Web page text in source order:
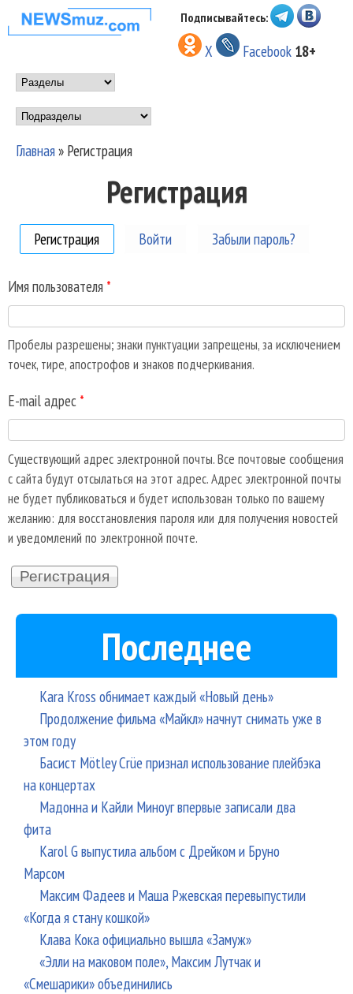
Перейти к основному
содержанию
НОВОСТИ
МУЗЫКИ И
ШОУ БИЗНЕСА
NEWSMUZ.COM
Подписывайтесь:
X Facebook 18+
Main menu
Подразделы
Главная» Регистрация
Регистрация
Регистрация (активная вкладка)
Войти Забыли пароль?
Имя пользователя *
Пробелы разрешены; знаки пунктуации запрещены, за исключением
точек, тире, апострофов и знаков подчеркивания.
E-mail адрес *
Существующий адрес электронной почты. Все почтовые сообщения
с сайта будут отсылаться на этот адрес. Адрес электронной почты
не будет публиковаться и будет использован только по вашему
желанию: для восстановления пароля или для получения новостей
и уведомлений по электронной почте.
Последнее
Kara Kross обнимает каждый «Новый день»
Продолжение фильма «Майкл» начнут снимать уже в
этом году
Басист Mötley Crüe признал использование плейбэка
на концертах
Мадонна и Кайли Миноуг впервые записали два
фита
Karol G выпустила альбом с Дрейком и Бруно
Марсом
Максим Фадеев и Маша Ржевская перевыпустили
«Когда я стану кошкой»
Клава Кока официально вышла «Замуж»
«Элли на маковом поле», Максим Лутчак и
«Смешарики» объединились